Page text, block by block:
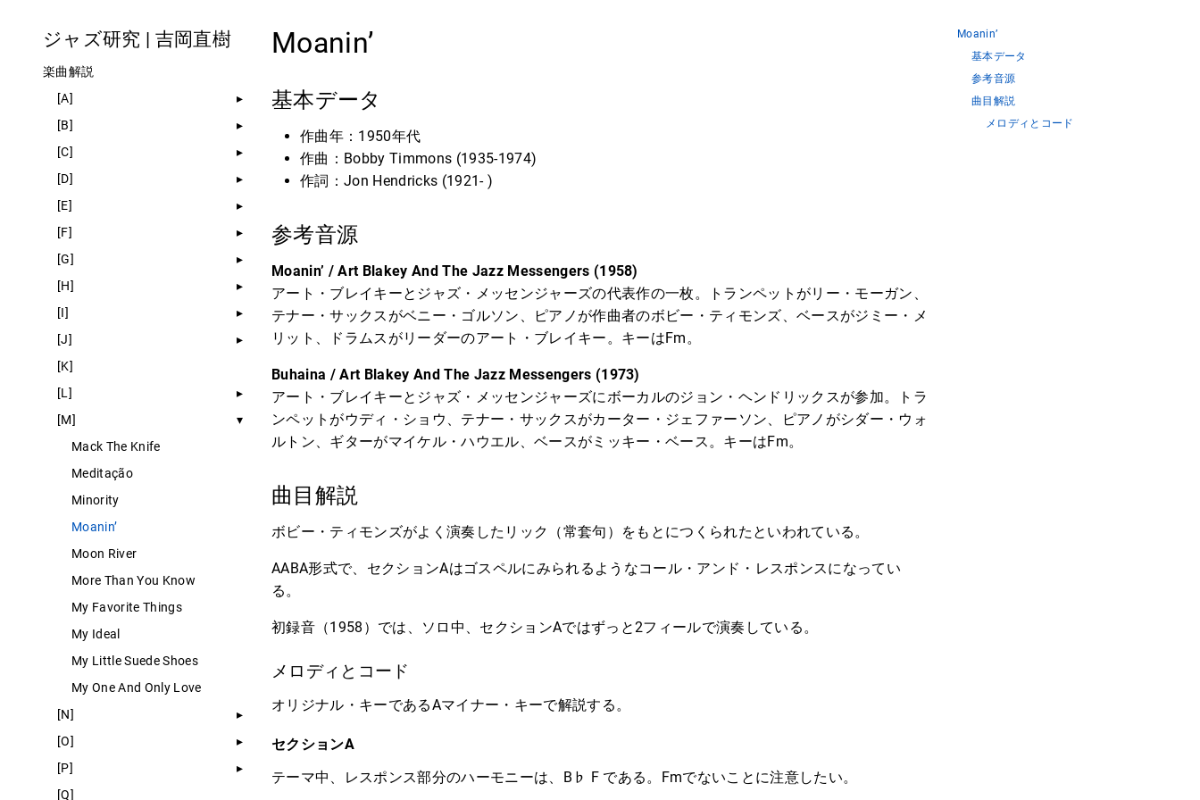
ジャズ研究 | 吉岡直樹
楽曲解説
[A]
[B]
[C]
[D]
[E]
[F]
[G]
[H]
[I]
[J]
[K]
[L]
[M]
Mack The Knife
Meditação
Minority
Moanin’
Moon River
More Than You Know
My Favorite Things
My Ideal
My Little Suede Shoes
My One And Only Love
[N]
[O]
[P]
[Q]
Moanin’
基本データ
作曲年：1950年代
作曲：Bobby Timmons (1935-1974)
作詞：Jon Hendricks (1921- )
参考音源
Moanin’ / Art Blakey And The Jazz Messengers (1958)
アート・ブレイキーとジャズ・メッセンジャーズの代表作の一枚。トランペットがリー・モーガン、
テナー・サックスがベニー・ゴルソン、ピアノが作曲者のボビー・ティモンズ、ベースがジミー・メ
リット、ドラムスがリーダーのアート・ブレイキー。キーはFm。
Buhaina / Art Blakey And The Jazz Messengers (1973)
アート・ブレイキーとジャズ・メッセンジャーズにボーカルのジョン・ヘンドリックスが参加。トラ
ンペットがウディ・ショウ、テナー・サックスがカーター・ジェファーソン、ピアノがシダー・ウォ
ルトン、ギターがマイケル・ハウエル、ベースがミッキー・ベース。キーはFm。
曲目解説
ボビー・ティモンズがよく演奏したリック（常套句）をもとにつくられたといわれている。
AABA形式で、セクションAはゴスペルにみられるようなコール・アンド・レスポンスになってい
る。
初録音（1958）では、ソロ中、セクションAではずっと2フィールで演奏している。
メロディとコード
オリジナル・キーであるAマイナー・キーで解説する。
セクションA
テーマ中、レスポンス部分のハーモニーは、B♭ F である。Fmでないことに注意したい。
Moanin’
基本データ
参考音源
曲目解説
メロディとコード